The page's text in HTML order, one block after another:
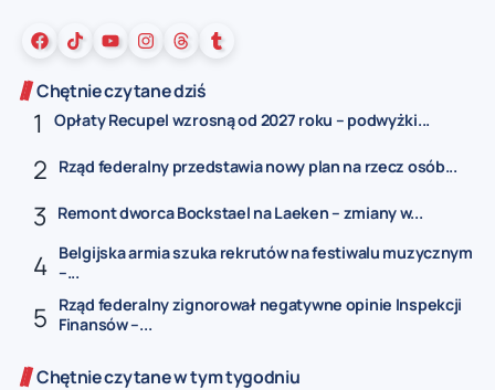
Chętnie czytane dziś
Opłaty Recupel wzrosną od 2027 roku – podwyżki...
Rząd federalny przedstawia nowy plan na rzecz osób...
Remont dworca Bockstael na Laeken – zmiany w...
Belgijska armia szuka rekrutów na festiwalu muzycznym
–...
Rząd federalny zignorował negatywne opinie Inspekcji
Finansów –...
Chętnie czytane w tym tygodniu